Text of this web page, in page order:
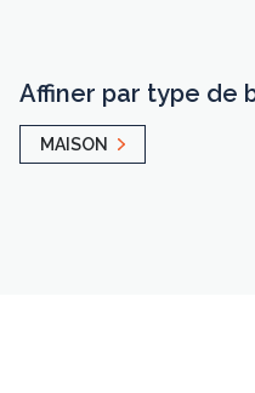
Affiner par type de
MAISON